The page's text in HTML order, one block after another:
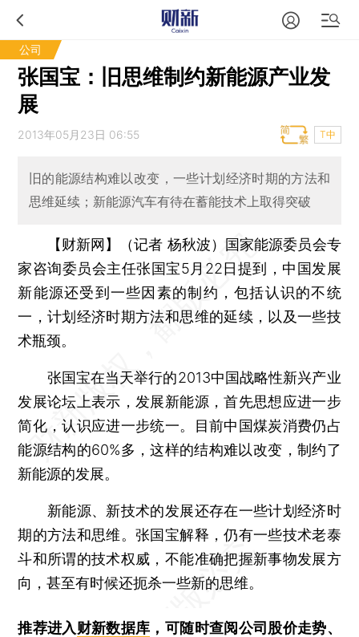
公司
张国宝：旧思维制约新能源产业发
展
2013年05月23日 06:55 T中
旧的能源结构难以改变，一些计划经济时期的方法和
思维延续；新能源汽车有待在蓄能技术上取得突破
【财新网】（记者 杨秋波） 国家能源委员会专
家咨询委员会主任张国宝5月22日提到，中国发展
新能源还受到一些因素的制约，包括认识的不统
一，计划经济时期方法和思维的延续，以及一些技
术瓶颈。
张国宝在当天举行的2013中国战略性新兴产业
发展论坛上表示，发展新能源，首先思想应进一步
简化，认识应进一步统一。目前中国煤炭消费仍占
能源结构的60%多，这样的结构难以改变，制约了
新能源的发展。
新能源、新技术的发展还存在一些计划经济时
期的方法和思维。张国宝解释，仍有一些技术老泰
斗和所谓的技术权威，不能准确把握新事物发展方
向，甚至有时候还扼杀一些新的思维。
推荐进入财新数据库 ，可随时查阅公司股价走势、